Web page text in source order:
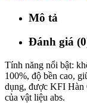
Mô tả
Đánh giá
Tính năng nổi bật:
100%, độ bền cao,
dụng, được KFI Hàn
của vật liệu abs.